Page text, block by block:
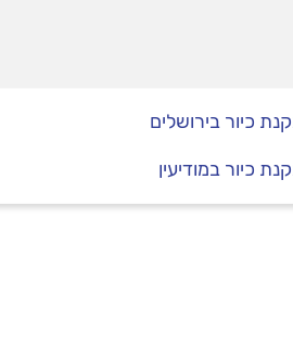
כיור בירושלים
כיור במודיעין